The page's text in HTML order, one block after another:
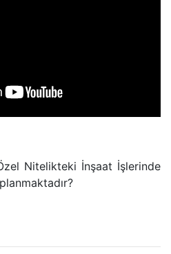
Nitelikteki İnşaat İşlerinde